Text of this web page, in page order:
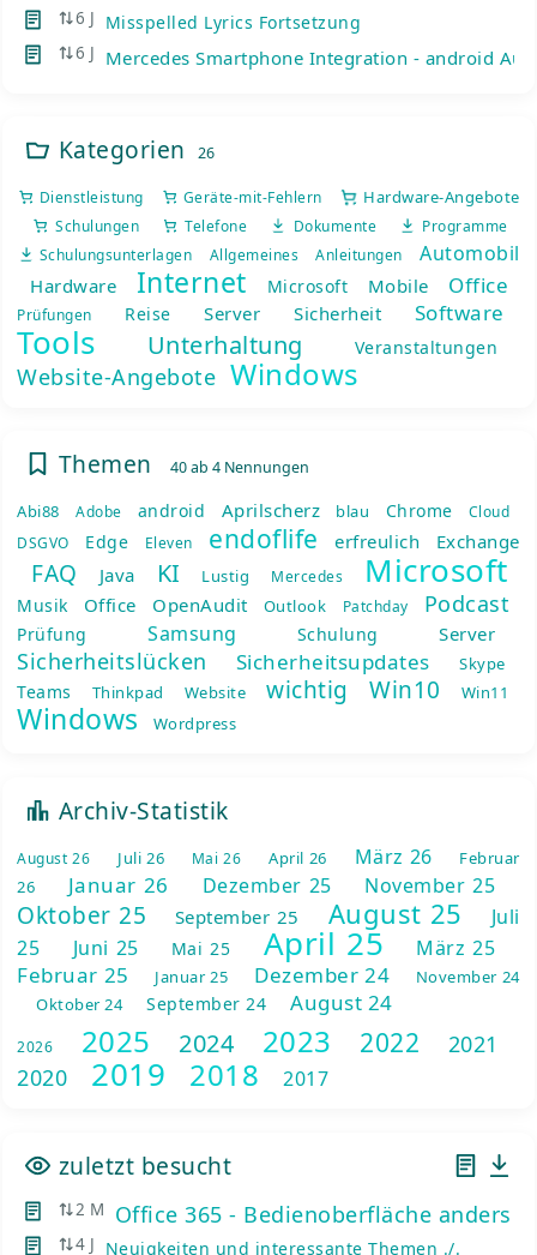
6 J Misspelled Lyrics Fortsetzung
6 J Mercedes Smartphone Integration - android
Kategorien 26
Dienstleistung Geräte-mit-Fehlern Hardware-Angebote
Schulungen Telefone Dokumente
Programme
Schulungsunterlagen
Allgemeines Anleitungen Automobil
Hardware Internet Microsoft Mobile Office
Prüfungen Reise Server Sicherheit Software
Tools Unterhaltung Veranstaltungen
Website-Angebote Windows
Themen 40 ab 4 Nennungen
Abi88 Adobe android Aprilscherz blau Chrome
Cloud
DSGVO
Edge Eleven endoflife erfreulich Exchange
FAQ Java KI Lustig Mercedes Microsoft
Musik Office OpenAudit Outlook Patchday Podcast
Prüfung Samsung Schulung Server
Sicherheitslücken Sicherheitsupdates Skype
Teams Thinkpad Website wichtig Win10 Win11
Windows Wordpress
Archiv-Statistik
August 26 Juli 26 Mai 26 April 26 März 26
Februar
26
Januar 26 Dezember 25 November 25
Oktober 25 September 25 August 25
Juli
25
Juni 25 Mai 25 April 25 März 25
Februar 25 Januar 25 Dezember 24
November 24
Oktober 24
September 24 August 24
2026 2025 2024 2023 2022
2021
2020
2019 2018 2017
zuletzt besucht
2 M Office 365 - Bedienoberfläche anders
4 J Neuigkeiten und interessante Themen ./.